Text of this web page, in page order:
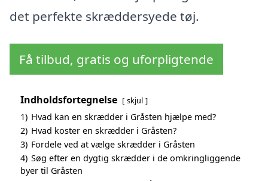
det perfekte skræddersyede tøj.
Få tilbud, gratis og uforpligtende
Indholdsfortegnelse skjul
1) Hvad kan en skrædder i Gråsten hjælpe med?
2) Hvad koster en skrædder i Gråsten?
3) Fordele ved at vælge skrædder i Gråsten
4) Søg efter en dygtig skrædder i de omkringliggende
byer til Gråsten